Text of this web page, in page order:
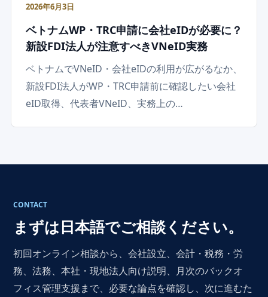
2026年6月3日
ベトナムWP・TRC申請に会社eIDが必要に？
新設FDI法人が注意すべきVNeID実務
ベトナムでVNeID・会社eIDの利用が広がるなか、
新設FDI法人がWP・TRC申請前に確認したい会社
eID取得、代表者VNeID、実務上の…
CONTACT
まずは日本語でご相談ください。
初回オンライン相談から、会社設立、会計・税務・労
務、法務、本社・現地法人向け説明、月次のバックオ
フィス管理支援まで、必要な論点を確認し、次に進むた